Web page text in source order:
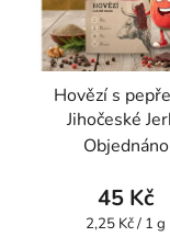
Hovězí s
Jihočeské
Objednáno
45 Kč
Měrná
2,25 Kč / 1 g